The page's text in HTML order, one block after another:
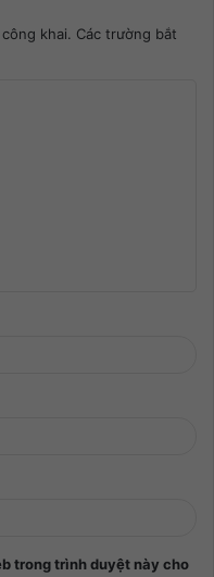
khai. Các trường bắt
trong trình duyệt này cho